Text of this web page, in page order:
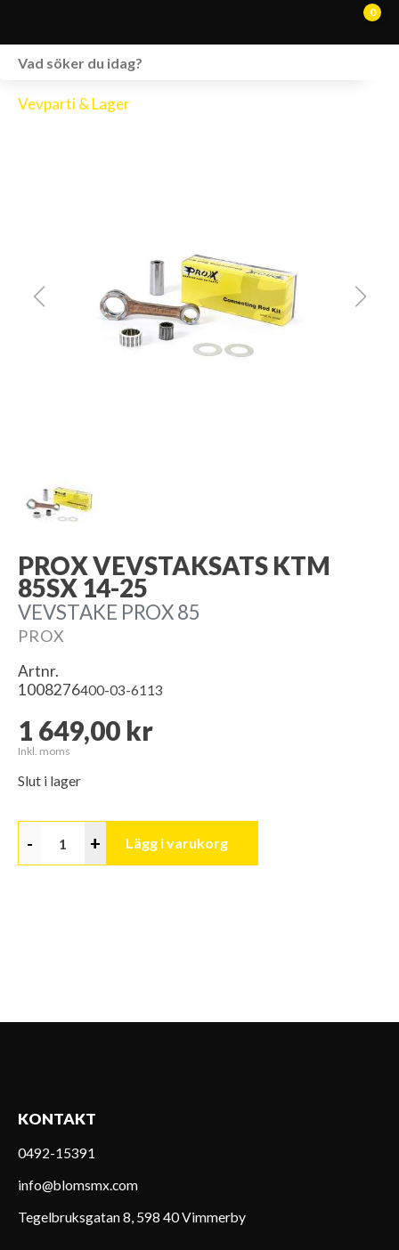
0
KONTAKT
Vevparti & Lager
PROX VEVSTAKSATS KTM
85SX 14-25
VEVSTAKE PROX 85
PROX
Artnr.
1008276400-03-6113
1 649,00 kr
Inkl. moms
Slut i lager
- + Lägg i varukorg
KONTAKT
0492-15391
info@blomsmx.com
Tegelbruksgatan 8, 598 40 Vimmerby